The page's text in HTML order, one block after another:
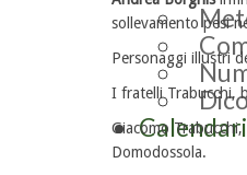
sollevamento pesi
Personaggi illustri
I fratelli Trabucchi,
Giacomo
Domodossola.